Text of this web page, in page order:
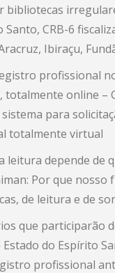
bibliotecas
Santo, CRB-6
Ibiraçu,
profissional
totalmente online –
para
totalmente virtual
leitura depende de
Por que nosso
de leitura e de
que participarão
do Espírito
profissional